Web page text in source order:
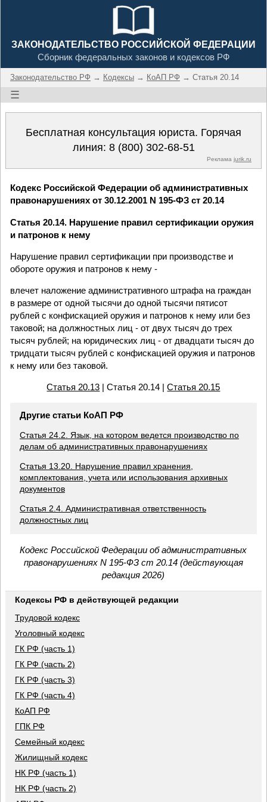
ЗАКОНОДАТЕЛЬСТВО РОССИЙСКОЙ ФЕДЕРАЦИИ
Сборник федеральных законов и кодексов РФ
Законодательство РФ → Кодексы → КоАП РФ → Статья 20.14
☰
Бесплатная консультация юриста. Горячая
линия: 8 (800) 302-68-51
Реклама jurik.ru
Кодекс Российской Федерации об административных
правонарушениях от 30.12.2001 N 195-ФЗ ст 20.14
Статья 20.14. Нарушение правил сертификации оружия
и патронов к нему
Нарушение правил сертификации при производстве и
обороте оружия и патронов к нему -
влечет наложение административного штрафа на граждан
в размере от одной тысячи до одной тысячи пятисот
рублей с конфискацией оружия и патронов к нему или без
таковой; на должностных лиц - от двух тысяч до трех
тысяч рублей; на юридических лиц - от двадцати тысяч до
тридцати тысяч рублей с конфискацией оружия и патронов
к нему или без таковой.
Статья 20.13 | Статья 20.14 |Статья 20.15
Другие статьи КоАП РФ
Статья 24.2. Язык, на котором ведется производство по
делам об административных правонарушениях
Статья 13.20. Нарушение правил хранения,
комплектования, учета или использования архивных
документов
Статья 2.4. Административная ответственность
должностных лиц
Кодекс Российской Федерации об административных
правонарушениях N 195-ФЗ ст 20.14 (действующая
редакция 2026)
Кодексы РФ в действующей редакции
Трудовой кодекс
Уголовный кодекс
ГК РФ (часть 1)
ГК РФ (часть 2)
ГК РФ (часть 3)
ГК РФ (часть 4)
КоАП РФ
ГПК РФ
Семейный кодекс
Жилищный кодекс
НК РФ (часть 1)
НК РФ (часть 2)